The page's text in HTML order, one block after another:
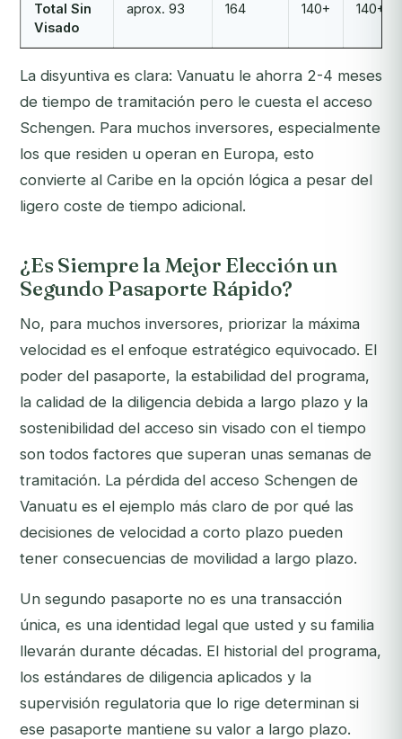
Total Sin
Visado
aprox. 93 164 140+ 140+
La disyuntiva es clara: Vanuatu le ahorra 2-4 meses
de tiempo de tramitación pero le cuesta el acceso
Schengen. Para muchos inversores, especialmente
los que residen u operan en Europa, esto
convierte al Caribe en la opción lógica a pesar del
ligero coste de tiempo adicional.
¿Es Siempre la Mejor Elección un
Segundo Pasaporte Rápido?
No, para muchos inversores, priorizar la máxima
velocidad es el enfoque estratégico equivocado. El
poder del pasaporte, la estabilidad del programa,
la calidad de la diligencia debida a largo plazo y la
sostenibilidad del acceso sin visado con el tiempo
son todos factores que superan unas semanas de
tramitación. La pérdida del acceso Schengen de
Vanuatu es el ejemplo más claro de por qué las
decisiones de velocidad a corto plazo pueden
tener consecuencias de movilidad a largo plazo.
Un segundo pasaporte no es una transacción
única, es una identidad legal que usted y su familia
llevarán durante décadas. El historial del programa,
los estándares de diligencia aplicados y la
supervisión regulatoria que lo rige determinan si
ese pasaporte mantiene su valor a largo plazo.